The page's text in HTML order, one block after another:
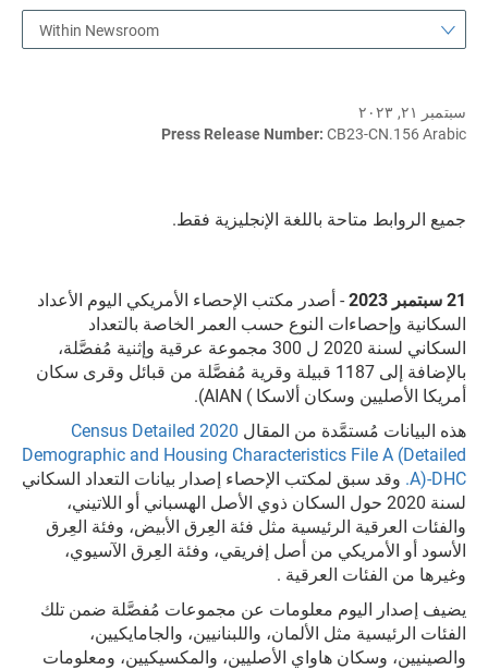
Within Newsroom
سبتمبر ٢١, ٢٠٢٣
Press Release Number: CB23-CN.156 Arabic
جميع الروابط متاحة باللغة الإنجليزية فقط.
21 سبتمبر 2023
- أصدر مكتب الإحصاء الأمريكي اليوم الأعداد
السكانية وإحصاءات النوع حسب العمر الخاصة بالتعداد
السكاني لسنة 2020 ل 300 مجموعة عرقية وإثنية مُفصَّلة،
بالإضافة إلى 1187 قبيلة وقرية مُفصَّلة من قبائل وقرى سكان
أمريكا الأصليين وسكان ألاسكا ) AIAN).
هذه البيانات مُستمَّدة من المقال
2020 Census Detailed
Demographic and Housing Characteristics File A (Detailed
.A)-DHC وقد سبق لمكتب الإحصاء إصدار بيانات التعداد السكاني
لسنة 2020 حول السكان ذوي الأصل الهسباني أو اللاتيني،
والفئات العرقية الرئيسية مثل فئة العِرق الأبيض، وفئة العِرق
الأسود أو الأمريكي من أصل إفريقي، وفئة العِرق الآسيوي،
وغيرها من الفئات العرقية .
يضيف إصدار اليوم معلومات عن مجموعات مُفصَّلة ضمن تلك
الفئات الرئيسية مثل الألمان، واللبنانيين، والجامايكيين،
والصينيين، وسكان هاواي الأصليين، والمكسيكيين، ومعلومات